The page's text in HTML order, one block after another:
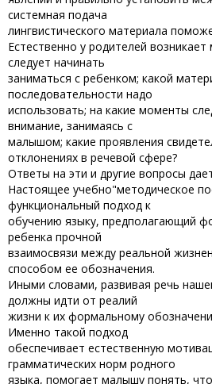
системная подача
лингвистического материала
Естественно у родителей
следует начинать
заниматься с ребенком; какой
последовательности надо
использовать; на какие моменты
внимание, занимаясь с
малышом; какие проявления
отклонениях в речевой сфере?
Ответы на эти и другие вопросы
Настоящее учебно"методическое
функциональный подход к
обучению языку, предполагающий
ребенка прочной
взаимосвязи между реальной
способом ее обозначения.
Иными словами, развивая речь
должны идти от реалий
жизни к их формальному
Именно такой подход
обеспечивает естественную
грамматических норм родного
языка, помогает малышу понять,